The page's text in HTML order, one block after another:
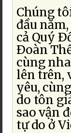
Chúng
đầu
cả Quý
Ðoàn
cùng
lên trên,
yêu,
do tôn
sao vận
tự do ở